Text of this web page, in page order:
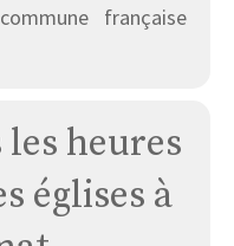
française
heures
églises à